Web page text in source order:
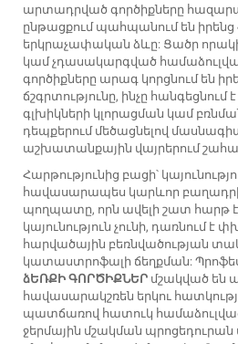
արտադրված գործիքները
ընթացքում պահպանում են իրենց
երկրաչափական ձևը: Ցածր
կամ չդասակարգված
գործիքները արագ կորցնում են
ճշգրտությունը, ինչը
գլխիկների կլորացման կամ
դեպքերում մեծացնելով
աշխատանքային վայրերում
Հարթությունից բացի՝
հավասարապես կարևոր
պողպատը, որն ավելի շատ հարթ
կայունություն չունի, դառնում է
հարվածային բեռնվածության
կատաստրոֆալի ճեղքման:
ձԵՌՔԻ ԳՈՐԾԻՔՆԵՐ մշակված են
հավասարակշռեն երկու
պատճառով հատուկ
ջերմային մշակման